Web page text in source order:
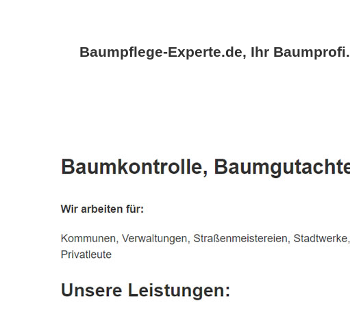
Baumpflege-Experte.de, Ihr Baumprofi.